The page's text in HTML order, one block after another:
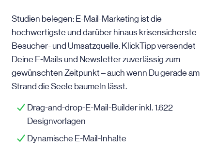
Studien belegen: E-Mail-Marketing ist die
hochwertigste und darüber hinaus krisensicherste
Besucher- und Umsatzquelle. KlickTipp versendet
Deine E-Mails und Newsletter zuverlässig zum
gewünschten Zeitpunkt – auch wenn Du gerade am
Strand die Seele baumeln lässt.
Drag-and-drop-E-Mail-Builder inkl. 1.622
Designvorlagen
Dynamische E-Mail-Inhalte